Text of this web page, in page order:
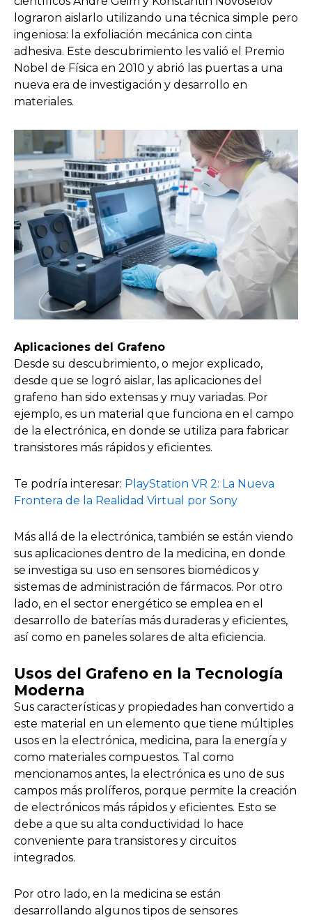
lograron aislarlo utilizando una técnica simple pero
ingeniosa: la exfoliación mecánica con cinta
adhesiva. Este descubrimiento les valió el Premio
Nobel de Física en 2010 y abrió las puertas a una
nueva era de investigación y desarrollo en
materiales.
Aplicaciones del Grafeno
Desde su descubrimiento, o mejor explicado,
desde que se logró aislar, las aplicaciones del
grafeno han sido extensas y muy variadas. Por
ejemplo, es un material que funciona en el campo
de la electrónica, en donde se utiliza para fabricar
transistores más rápidos y eficientes.
Te podría interesar: PlayStation VR 2: La Nueva
Frontera de la Realidad Virtual por Sony
Más allá de la electrónica, también se están viendo
sus aplicaciones dentro de la medicina, en donde
se investiga su uso en sensores biomédicos y
sistemas de administración de fármacos. Por otro
lado, en el sector energético se emplea en el
desarrollo de baterías más duraderas y eficientes,
así como en paneles solares de alta eficiencia.
Usos del Grafeno en la Tecnología
Moderna
Sus características y propiedades han convertido a
este material en un elemento que tiene múltiples
usos en la electrónica, medicina, para la energía y
como materiales compuestos. Tal como
mencionamos antes, la electrónica es uno de sus
campos más prolíferos, porque permite la creación
de electrónicos más rápidos y eficientes. Esto se
debe a que su alta conductividad lo hace
conveniente para transistores y circuitos
integrados.
Por otro lado, en la medicina se están
desarrollando algunos tipos de sensores